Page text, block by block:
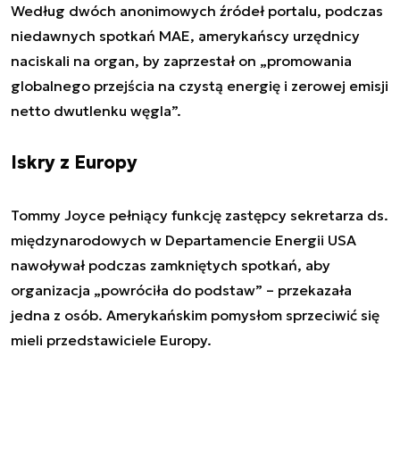
Według dwóch anonimowych źródeł portalu, podczas
niedawnych spotkań MAE, amerykańscy urzędnicy
naciskali na organ, by zaprzestał on „promowania
globalnego przejścia na czystą energię i zerowej emisji
netto dwutlenku węgla”.
Iskry z Europy
Tommy Joyce pełniący funkcję zastępcy sekretarza ds.
międzynarodowych w Departamencie Energii USA
nawoływał podczas zamkniętych spotkań, aby
organizacja „powróciła do podstaw” – przekazała
jedna z osób. Amerykańskim pomysłom sprzeciwić się
mieli przedstawiciele Europy.